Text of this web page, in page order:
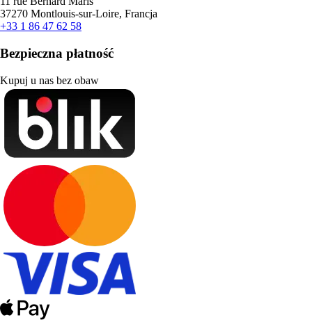
37270 Montlouis-sur-Loire, Francja
+33 1 86 47 62 58
Bezpieczna płatność
Kupuj u nas bez obaw